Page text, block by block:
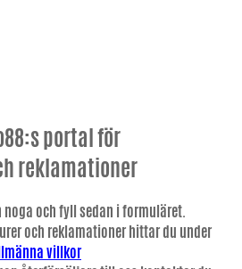
portal för
reklamationer
och fyll sedan i formuläret.
och reklamationer hittar du under
villkor